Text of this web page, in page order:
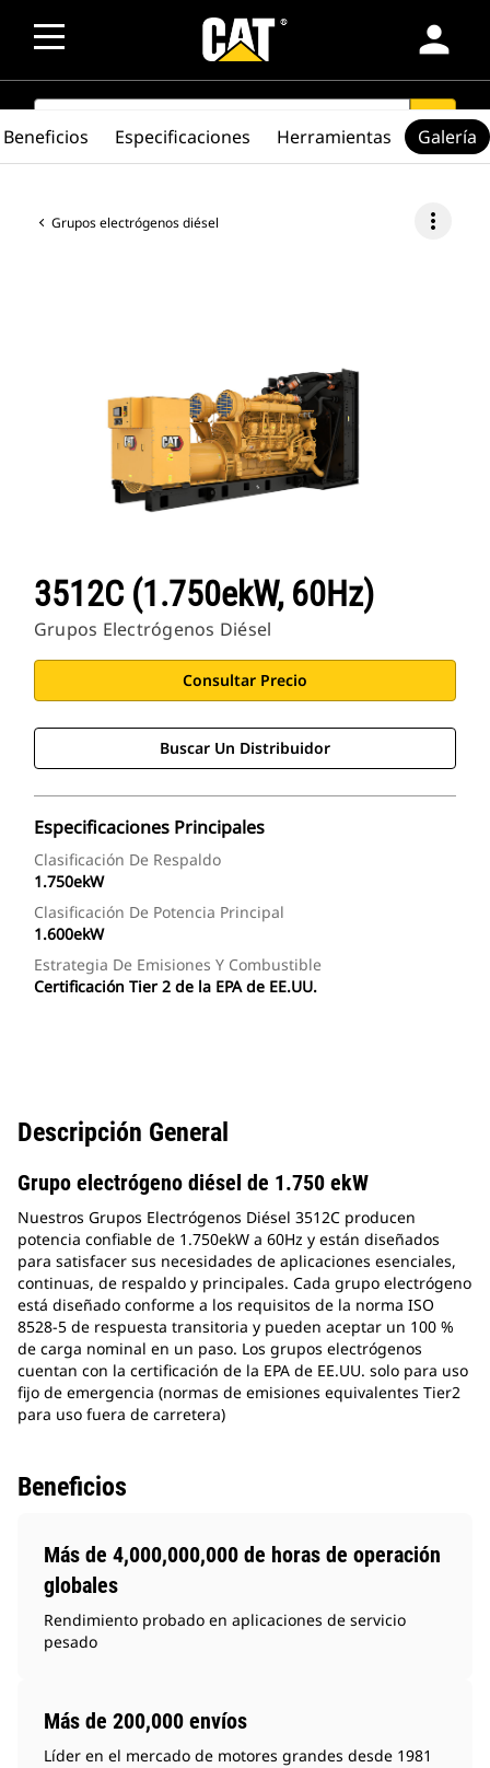
person
SEARCH search
Grupos electrógenos diésel more_vert
3512C (1.750ekW, 60Hz)
Grupos Electrógenos Diésel
Consultar Precio
Buscar Un Distribuidor
Especificaciones Principales
Clasificación De Respaldo
1.750ekW
Clasificación De Potencia Principal
1.600ekW
Estrategia De Emisiones Y Combustible
Certificación Tier 2 de la EPA de EE.UU.
Beneficios Especificaciones Herramientas Galería
Descripción General
Grupo electrógeno diésel de 1.750 ekW
Nuestros Grupos Electrógenos Diésel 3512C producen
potencia confiable de 1.750ekW a 60Hz y están diseñados
para satisfacer sus necesidades de aplicaciones esenciales,
continuas, de respaldo y principales. Cada grupo electrógeno
está diseñado conforme a los requisitos de la norma ISO
8528-5 de respuesta transitoria y pueden aceptar un 100 %
de carga nominal en un paso. Los grupos electrógenos
cuentan con la certificación de la EPA de EE.UU. solo para uso
fijo de emergencia (normas de emisiones equivalentes Tier2
para uso fuera de carretera)
Beneficios
Más de 4,000,000,000 de horas de operación
globales
Rendimiento probado en aplicaciones de servicio
pesado
Más de 200,000 envíos
Líder en el mercado de motores grandes desde 1981